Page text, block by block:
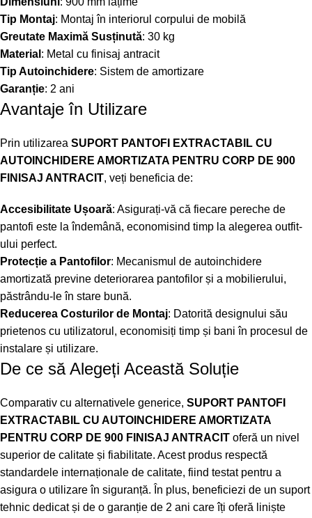
Tip Montaj: Montaj în interiorul corpului de mobilă
Greutate Maximă Susținută: 30 kg
Material : Metal cu finisaj antracit
Tip Autoinchidere: Sistem de amortizare
Garanție: 2 ani
Avantaje în Utilizare
Prin utilizarea SUPORT PANTOFI EXTRACTABIL CU
AUTOINCHIDERE AMORTIZATA PENTRU CORP DE 900
FINISAJ ANTRACIT, veți beneficia de:
Accesibilitate Ușoară: Asigurați-vă că fiecare pereche de
pantofi este la îndemână, economisind timp la alegerea outfit-
ului perfect.
Protecție a Pantofilor: Mecanismul de autoinchidere
amortizată previne deteriorarea pantofilor și a mobilierului,
păstrându-le în stare bună.
Reducerea Costurilor de Montaj: Datorită designului său
prietenos cu utilizatorul, economisiți timp și bani în procesul de
instalare și utilizare.
De ce să Alegeți Această Soluție
Comparativ cu alternativele generice, SUPORT PANTOFI
EXTRACTABIL CU AUTOINCHIDERE AMORTIZATA
PENTRU CORP DE 900 FINISAJ ANTRACIT oferă un nivel
superior de calitate și fiabilitate. Acest produs respectă
standardele internaționale de calitate, fiind testat pentru a
asigura o utilizare în siguranță. În plus, beneficiezi de un suport
tehnic dedicat și de o garanție de 2 ani care îți oferă liniște